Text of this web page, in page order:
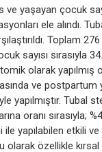
yaşayan çocuk
ele alındı.
Toplam
sayısı sırasıyla
olarak
ve
yapılmıştır. Tubal
oranı sırasıyla;
yapılabilen etkili
özellikle